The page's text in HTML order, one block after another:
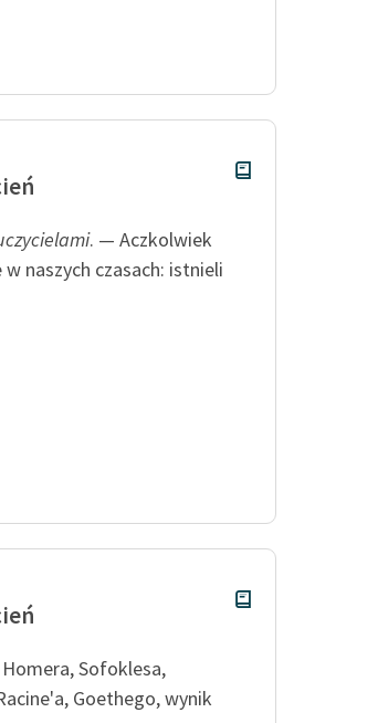
. — Aczkolwiek
naszych czasach: istnieli
Sofoklesa,
Goethego, wynik